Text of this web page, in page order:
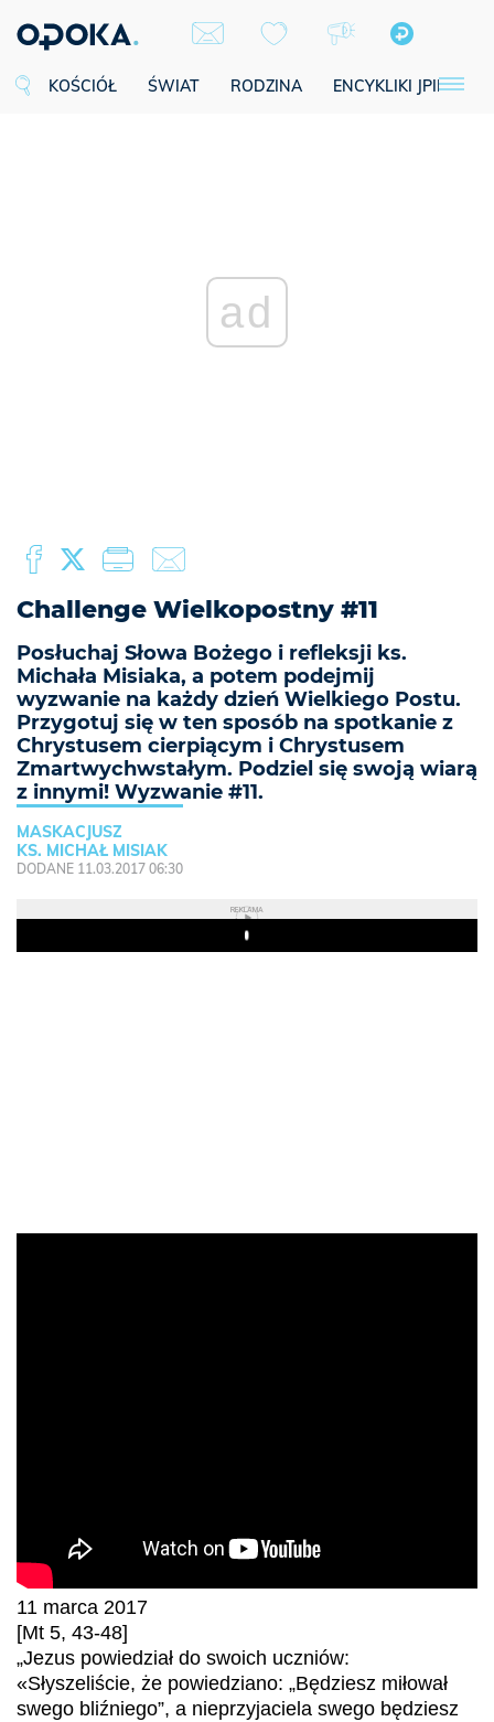
KOŚCIÓŁ ŚWIAT RODZINA ENCYKLIKI JPII
ad
Challenge Wielkopostny #11
Posłuchaj Słowa Bożego i refleksji ks.
Michała Misiaka, a potem podejmij
wyzwanie na każdy dzień Wielkiego Postu.
Przygotuj się w ten sposób na spotkanie z
Chrystusem cierpiącym i Chrystusem
Zmartwychwstałym. Podziel się swoją wiarą
z innymi! Wyzwanie #11.
MASKACJUSZ
KS. MICHAŁ MISIAK
DODANE 11.03.2017 06:30
REKLAMA
Play
11 marca 2017
[Mt 5, 43-48]
„Jezus powiedział do swoich uczniów:
«Słyszeliście, że powiedziano: „Będziesz miłował
swego bliźniego”, a nieprzyjaciela swego będziesz